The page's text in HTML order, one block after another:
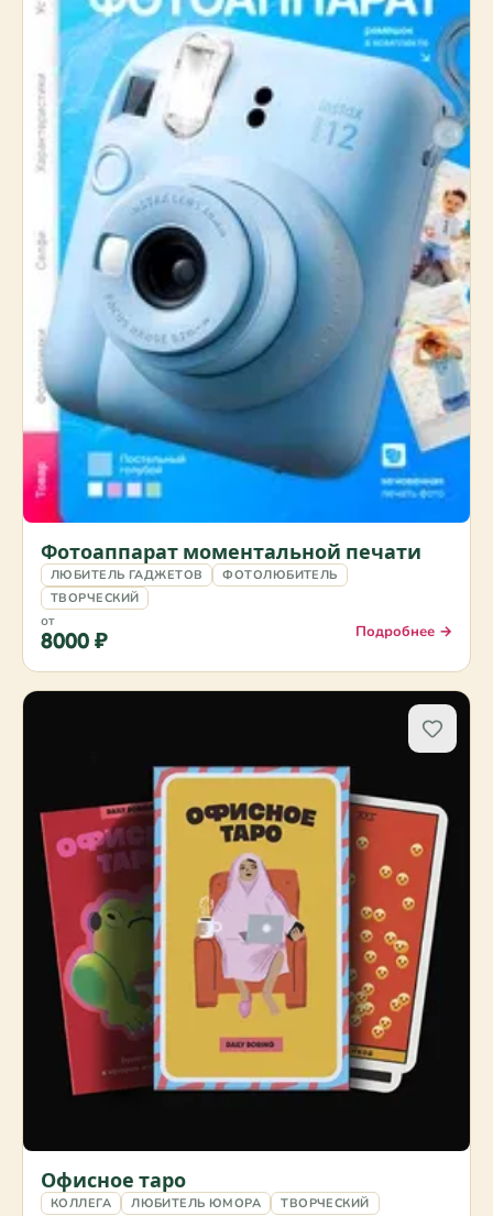
Фотоаппарат моментальной печати
ЛЮБИТЕЛЬ ГАДЖЕТОВ
ФОТОЛЮБИТЕЛЬ
ТВОРЧЕСКИЙ
от
8000 ₽ Подробнее →
Офисное таро
КОЛЛЕГА ЛЮБИТЕЛЬ ЮМОРА ТВОРЧЕСКИЙ